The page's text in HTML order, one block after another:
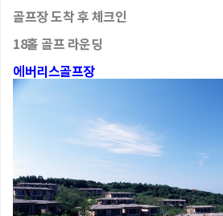
골프장 도착 후 체크인
18홀 골프 라운딩
에버리스골프장